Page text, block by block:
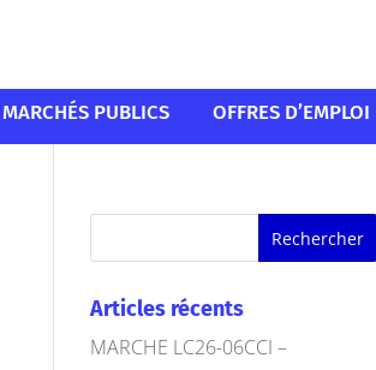
MARCHÉS PUBLICS OFFRES D’EMPLOI
Articles récents
MARCHE LC26-06CCI –